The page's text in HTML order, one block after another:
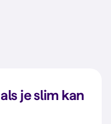
je slim kan